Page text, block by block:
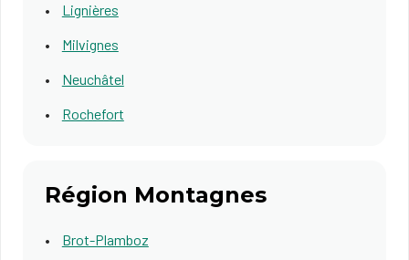
Lignières
Milvignes
Neuchâtel
Rochefort
Région Montagnes
Brot-Plamboz